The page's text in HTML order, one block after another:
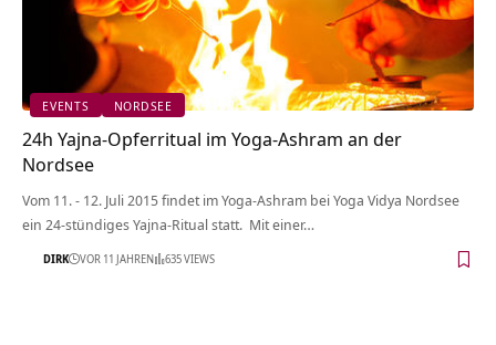
EVENTS NORDSEE
24h Yajna-Opferritual im Yoga-Ashram an der
Nordsee
Vom 11. - 12. Juli 2015 findet im Yoga-Ashram bei Yoga Vidya Nordsee
ein 24-stündiges Yajna-Ritual statt. Mit einer…
DIRK VOR 11 JAHREN 635 VIEWS